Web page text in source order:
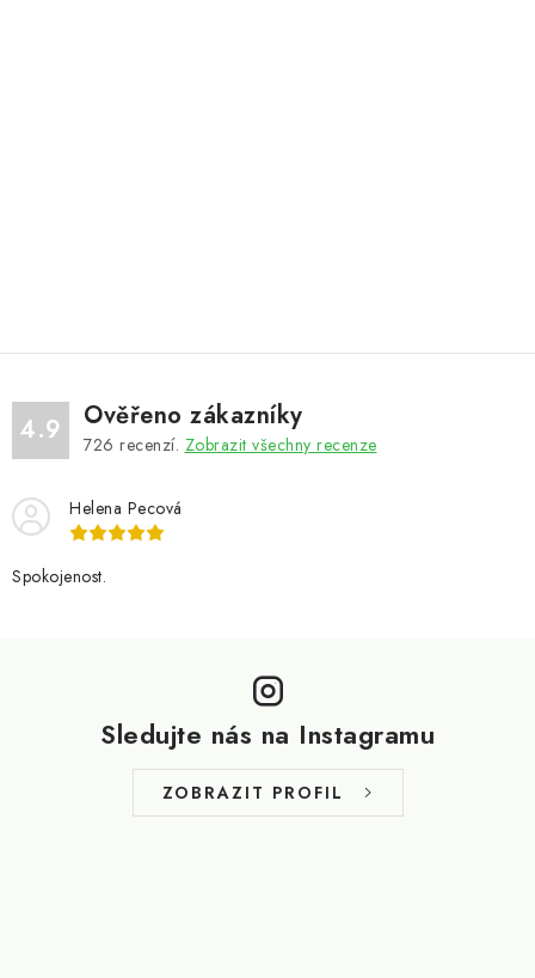
4.9 Ověřeno zákazníky
726 recenzí. Zobrazit všechny recenze
Helena Pecová
Spokojenost.
Sledujte nás na Instagramu
ZOBRAZIT PROFIL